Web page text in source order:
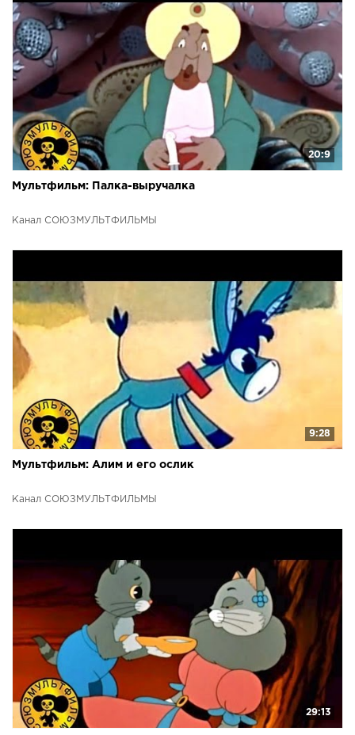
20:9
Мультфильм: Палка-выручалка
Канал СОЮЗМУЛЬТФИЛЬМЫ
9:28
Мультфильм: Алим и его ослик
Канал СОЮЗМУЛЬТФИЛЬМЫ
29:13